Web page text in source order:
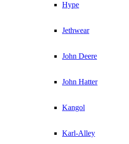
Hype
Jethwear
John Deere
John Hatter
Kangol
Karl-Alley